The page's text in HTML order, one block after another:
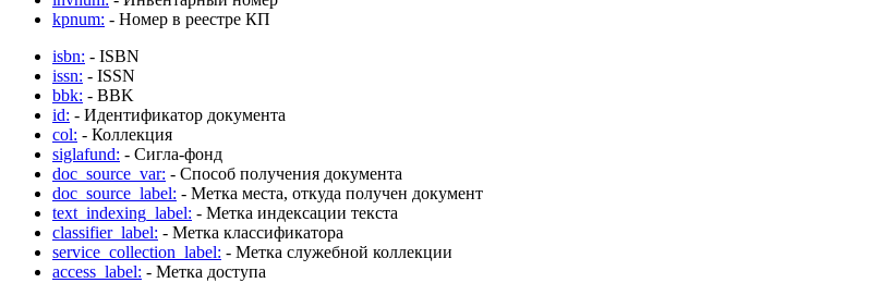
kpnum: - Номер в реестре КП
isbn: - ISBN
issn: - ISSN
bbk: - BBK
id: - Идентификатор документа
col: - Коллекция
siglafund: - Сигла-фонд
doc_source_var: - Способ получения документа
doc_source_label: - Метка места, откуда получен документ
text_indexing_label: - Метка индексации текста
classifier_label: - Метка классификатора
service_collection_label: - Метка служебной коллекции
access_label: - Метка доступа